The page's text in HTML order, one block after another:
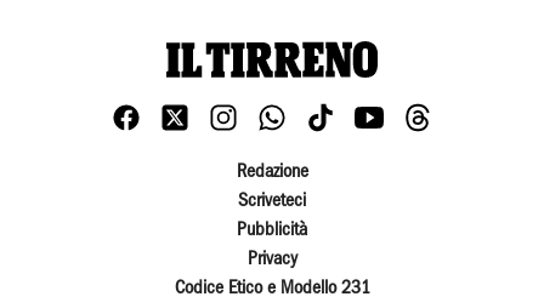
Redazione
Scriveteci
Pubblicità
Privacy
Codice Etico e Modello 231